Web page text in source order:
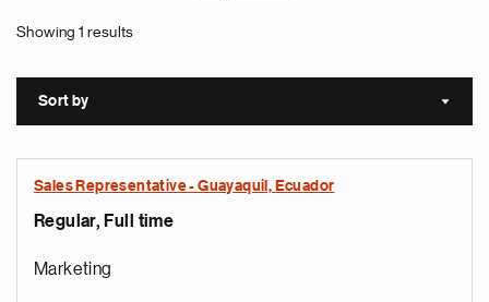
Showing 1 results
Sort by Sort
Sales Representative - Guayaquil, Ecuador
Regular, Full time
Marketing